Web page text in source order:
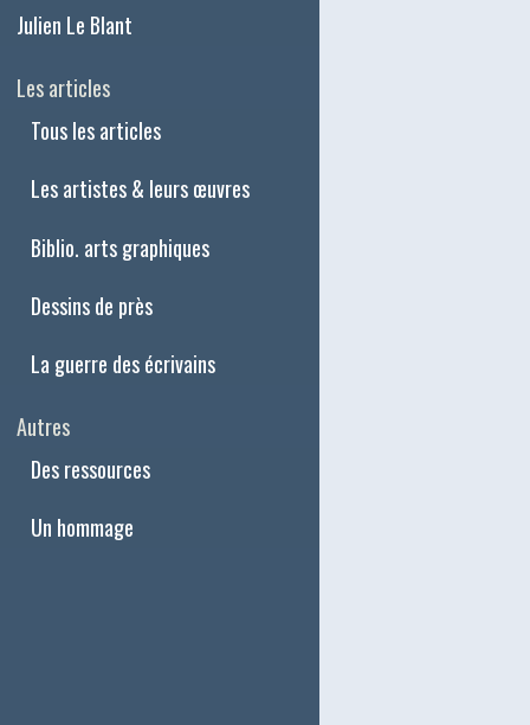
Julien Le Blant
Les articles
Tous les articles
Les artistes & leurs œuvres
Biblio. arts graphiques
Dessins de près
La guerre des écrivains
Autres
Des ressources
Un hommage